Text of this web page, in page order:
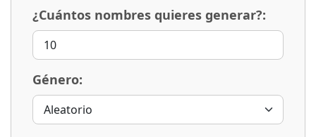
¿Cuántos nombres quieres generar?:
Género: